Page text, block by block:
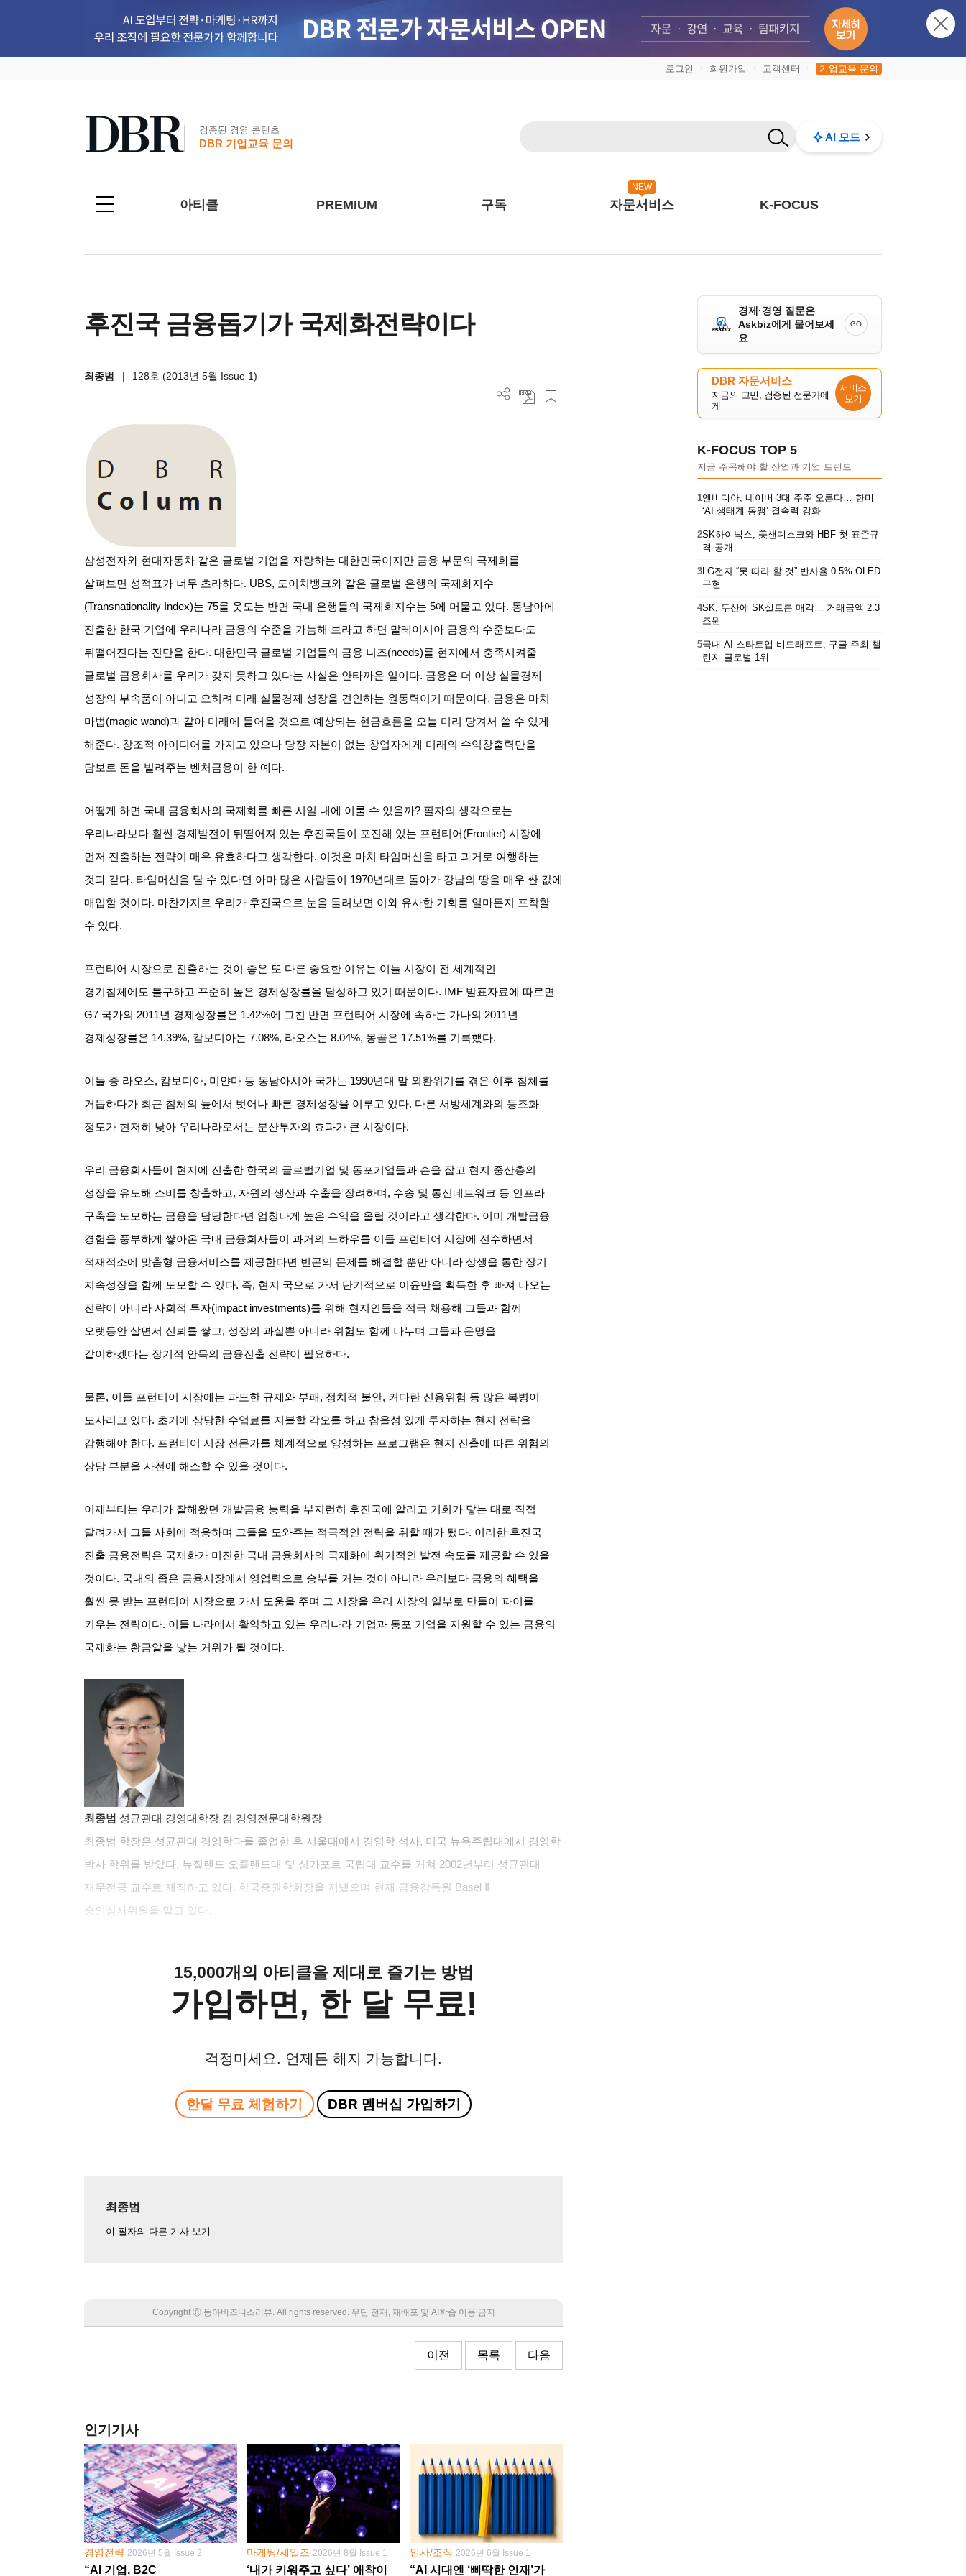
로그인 회원가입 고객센터 기업교육 문의
검증된 경영 콘텐츠
DBR 기업교육 문의
AI 모드
아티클 PREMIUM 구독
NEW
자문서비스 K-FOCUS
후진국 금융돕기가 국제화전략이다
최종범 | 128호 (2013년 5월 Issue 1)
삼성전자와 현대자동차 같은 글로벌 기업을 자랑하는 대한민국이지만 금융 부문의 국제화를
살펴보면 성적표가 너무 초라하다. UBS, 도이치뱅크와 같은 글로벌 은행의 국제화지수
(Transnationality Index)는 75를 웃도는 반면 국내 은행들의 국제화지수는 5에 머물고 있다. 동남아에
진출한 한국 기업에 우리나라 금융의 수준을 가늠해 보라고 하면 말레이시아 금융의 수준보다도
뒤떨어진다는 진단을 한다. 대한민국 글로벌 기업들의 금융 니즈(needs)를 현지에서 충족시켜줄
글로벌 금융회사를 우리가 갖지 못하고 있다는 사실은 안타까운 일이다. 금융은 더 이상 실물경제
성장의 부속품이 아니고 오히려 미래 실물경제 성장을 견인하는 원동력이기 때문이다. 금융은 마치
마법(magic wand)과 같아 미래에 들어올 것으로 예상되는 현금흐름을 오늘 미리 당겨서 쓸 수 있게
해준다. 창조적 아이디어를 가지고 있으나 당장 자본이 없는 창업자에게 미래의 수익창출력만을
담보로 돈을 빌려주는 벤처금융이 한 예다.
어떻게 하면 국내 금융회사의 국제화를 빠른 시일 내에 이룰 수 있을까? 필자의 생각으로는
우리나라보다 훨씬 경제발전이 뒤떨어져 있는 후진국들이 포진해 있는 프런티어(Frontier) 시장에
먼저 진출하는 전략이 매우 유효하다고 생각한다. 이것은 마치 타임머신을 타고 과거로 여행하는
것과 같다. 타임머신을 탈 수 있다면 아마 많은 사람들이 1970년대로 돌아가 강남의 땅을 매우 싼 값에
매입할 것이다. 마찬가지로 우리가 후진국으로 눈을 돌려보면 이와 유사한 기회를 얼마든지 포착할
수 있다.
프런티어 시장으로 진출하는 것이 좋은 또 다른 중요한 이유는 이들 시장이 전 세계적인
경기침체에도 불구하고 꾸준히 높은 경제성장률을 달성하고 있기 때문이다. IMF 발표자료에 따르면
G7 국가의 2011년 경제성장률은 1.42%에 그친 반면 프런티어 시장에 속하는 가나의 2011년
경제성장률은 14.39%, 캄보디아는 7.08%, 라오스는 8.04%, 몽골은 17.51%를 기록했다.
이들 중 라오스, 캄보디아, 미얀마 등 동남아시아 국가는 1990년대 말 외환위기를 겪은 이후 침체를
거듭하다가 최근 침체의 늪에서 벗어나 빠른 경제성장을 이루고 있다. 다른 서방세계와의 동조화
정도가 현저히 낮아 우리나라로서는 분산투자의 효과가 큰 시장이다.
우리 금융회사들이 현지에 진출한 한국의 글로벌기업 및 동포기업들과 손을 잡고 현지 중산층의
성장을 유도해 소비를 창출하고, 자원의 생산과 수출을 장려하며, 수송 및 통신네트워크 등 인프라
구축을 도모하는 금융을 담당한다면 엄청나게 높은 수익을 올릴 것이라고 생각한다. 이미 개발금융
경험을 풍부하게 쌓아온 국내 금융회사들이 과거의 노하우를 이들 프런티어 시장에 전수하면서
적재적소에 맞춤형 금융서비스를 제공한다면 빈곤의 문제를 해결할 뿐만 아니라 상생을 통한 장기
지속성장을 함께 도모할 수 있다. 즉, 현지 국으로 가서 단기적으로 이윤만을 획득한 후 빠져 나오는
전략이 아니라 사회적 투자(impact investments)를 위해 현지인들을 적극 채용해 그들과 함께
오랫동안 살면서 신뢰를 쌓고, 성장의 과실뿐 아니라 위험도 함께 나누며 그들과 운명을
같이하겠다는 장기적 안목의 금융진출 전략이 필요하다.
물론, 이들 프런티어 시장에는 과도한 규제와 부패, 정치적 불안, 커다란 신용위험 등 많은 복병이
도사리고 있다. 초기에 상당한 수업료를 지불할 각오를 하고 참을성 있게 투자하는 현지 전략을
감행해야 한다. 프런티어 시장 전문가를 체계적으로 양성하는 프로그램은 현지 진출에 따른 위험의
상당 부분을 사전에 해소할 수 있을 것이다.
이제부터는 우리가 잘해왔던 개발금융 능력을 부지런히 후진국에 알리고 기회가 닿는 대로 직접
달려가서 그들 사회에 적응하며 그들을 도와주는 적극적인 전략을 취할 때가 됐다. 이러한 후진국
진출 금융전략은 국제화가 미진한 국내 금융회사의 국제화에 획기적인 발전 속도를 제공할 수 있을
것이다. 국내의 좁은 금융시장에서 영업력으로 승부를 거는 것이 아니라 우리보다 금융의 혜택을
훨씬 못 받는 프런티어 시장으로 가서 도움을 주며 그 시장을 우리 시장의 일부로 만들어 파이를
키우는 전략이다. 이들 나라에서 활약하고 있는 우리나라 기업과 동포 기업을 지원할 수 있는 금융의
국제화는 황금알을 낳는 거위가 될 것이다.
최종범 성균관대 경영대학장 겸 경영전문대학원장
최종범 학장은 성균관대 경영학과를 졸업한 후 서울대에서 경영학 석사, 미국 뉴욕주립대에서 경영학
박사 학위를 받았다. 뉴질랜드 오클랜드대 및 싱가포르 국립대 교수를 거쳐 2002년부터 성균관대
재무전공 교수로 재직하고 있다. 한국증권학회장을 지냈으며 현재 금융감독원 Basel Ⅱ
승인심사위원을 맡고 있다 .
15,000개의 아티클을 제대로 즐기는 방법
가입하면, 한 달 무료!
걱정마세요. 언제든 해지 가능합니다.
한달 무료 체험하기 DBR 멤버십 가입하기
최종범
이 필자의 다른 기사 보기
Copyright Ⓒ 동아비즈니스리뷰. All rights reserved. 무단 전재, 재배포 및 AI학습 이용 금지
이전 목록 다음
인기기사
경영전략 2026년 5월 Issue 2
“AI 기업, B2C
마케팅/세일즈 2026년 8월 Issue 1
‘내가 키워주고 싶다’ 애착이
인사/조직 2026년 6월 Issue 1
“AI 시대엔 ‘삐딱한 인재’가
경제·경영 질문은
Askbiz에게 물어보세
요
GO
DBR 자문서비스
지금의 고민, 검증된 전문가에
게
서비스
보기
K-FOCUS TOP 5
지금 주목해야 할 산업과 기업 트렌드
1엔비디아, 네이버 3대 주주 오른다… 한미
‘AI 생태계 동맹’ 결속력 강화
2SK하이닉스, 美샌디스크와 HBF 첫 표준규
격 공개
3LG전자 “못 따라 할 것” 반사율 0.5% OLED
구현
4SK, 두산에 SK실트론 매각… 거래금액 2.3
조원
5국내 AI 스타트업 비드래프트, 구글 주최 챌
린지 글로벌 1위